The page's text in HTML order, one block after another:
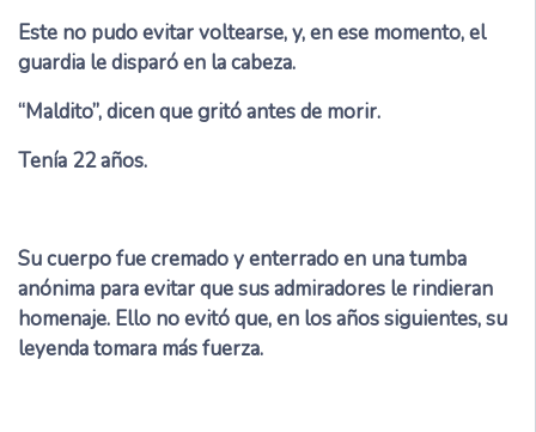
Este no pudo evitar voltearse, y, en ese momento, el
guardia le disparó en la cabeza.
“Maldito”, dicen que gritó antes de morir.
Tenía 22 años.
Su cuerpo fue cremado y enterrado en una tumba
anónima para evitar que sus admiradores le rindieran
homenaje. Ello no evitó que, en los años siguientes, su
leyenda tomara más fuerza.